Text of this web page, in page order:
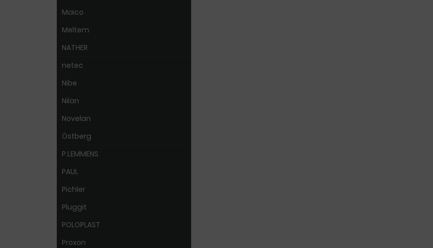
Maico
Meltem
NATHER
netec
Nibe
Nilan
Novelan
Östberg
P.LEMMENS
PAUL
Pichler
Pluggit
POLOPLAST
Proxon